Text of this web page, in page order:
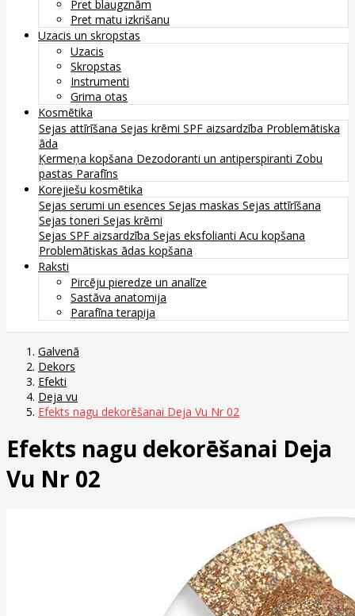
Pret blaugznām
Pret matu izkrišanu
Uzacis un skropstas
Uzacis
Skropstas
Instrumenti
Grima otas
Kosmētika
Sejas attīrīšana Sejas krēmi SPF aizsardzība Problemātiska
āda
Ķermeņa kopšana Dezodoranti un antiperspiranti Zobu
pastas Parafīns
Korejiešu kosmētika
Sejas serumi un esences Sejas maskas Sejas attīrīšana
Sejas toneri Sejas krēmi
Sejas SPF aizsardzība Sejas eksfolianti Acu kopšana
Problemātiskas ādas kopšana
Raksti
Pircēju pieredze un analīze
Sastāva anatomija
Parafīna terapija
Galvenā
Dekors
Efekti
Deja vu
Efekts nagu dekorēšanai Deja Vu Nr 02
Efekts nagu dekorēšanai Deja
Vu Nr 02